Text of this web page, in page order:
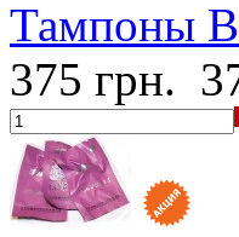
Тампоны
375 грн.